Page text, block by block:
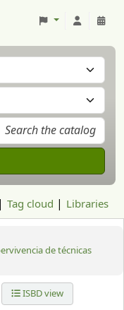
Tag cloud Libraries
de técnicas
ISBD view